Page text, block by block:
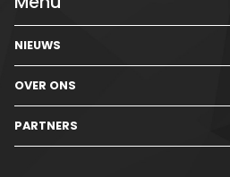
NIEUWS
OVER ONS
PARTNERS